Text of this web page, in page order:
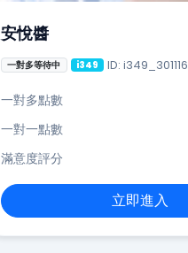
安悅醬
一對多等待中 i349 ID: i349_301116
一對多點數
一對一點數
滿意度評分
立即進入